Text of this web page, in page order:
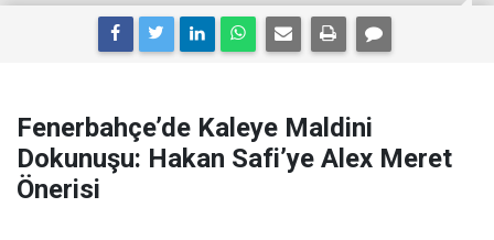
Fenerbahçe’de Kaleye Maldini
Dokunuşu: Hakan Safi’ye Alex Meret
Önerisi